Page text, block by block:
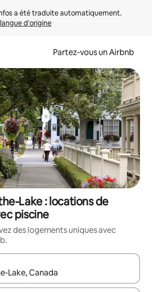
d'origine
Partez-vous un Airbnb
Lake : locations de
piscine
des logements uniques avec
sont affichés, parcourez-les en utilisant